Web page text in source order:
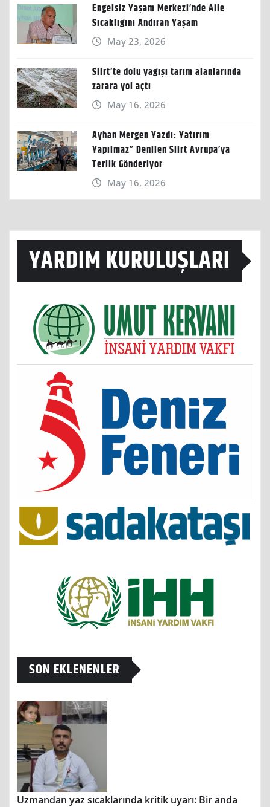
Engelsiz Yaşam Merkezi’nde Aile
Sıcaklığını Andıran Yaşam
May 23, 2026
Siirt’te dolu yağışı tarım alanlarında
zarara yol açtı
May 16, 2026
Ayhan Mergen Yazdı: Yatırım
Yapılmaz” Denilen Siirt Avrupa’ya
Terlik Gönderiyor
May 16, 2026
YARDIM KURULUŞLARI
SON EKLENENLER
Uzmandan yaz sıcaklarında kritik uyarı: Bir anda